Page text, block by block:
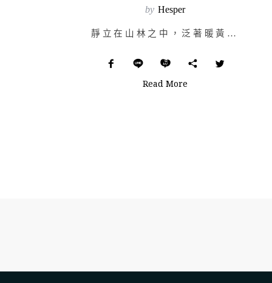
by Hesper
靜立在山林之中，泛著暖黃燈光，木頭建構而成的小屋，裡頭住著老奶奶抱著老貓輕晃晃地搖著搖椅——這似乎是…
Read More